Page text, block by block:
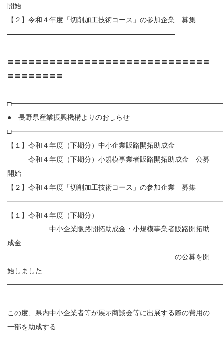
開始
【２】令和４年度「切削加工技術コース」の参加企業 募集
————————————————————————
〓〓〓〓〓〓〓〓〓〓〓〓〓〓〓〓〓〓〓〓〓〓〓〓〓〓〓〓〓
〓〓〓〓〓〓〓〓
● 長野県産業振興機構よりのおしらせ
【１】令和４年度（下期分）中小企業販路開拓助成金
令和４年度（下期分）小規模事業者販路開拓助成金 公募
開始
【２】令和４年度「切削加工技術コース」の参加企業 募集
【１】令和４年度（下期分）
中小企業販路開拓助成金・小規模事業者販路開拓助
成金
の公募を開
始しました
この度、県内中小企業者等が展示商談会等に出展する際の費用の
一部を助成する